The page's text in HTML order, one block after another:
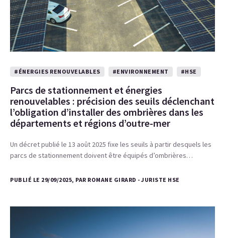
#ÉNERGIES RENOUVELABLES #ENVIRONNEMENT #HSE
Parcs de stationnement et énergies
renouvelables : précision des seuils déclenchant
l’obligation d’installer des ombrières dans les
départements et régions d’outre-mer
Un décret publié le 13 août 2025 fixe les seuils à partir desquels les
parcs de stationnement doivent être équipés d’ombrières…
PUBLIÉ LE 29/09/2025, PAR ROMANE GIRARD - JURISTE HSE